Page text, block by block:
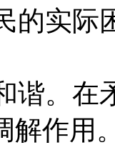
的实际
谐。在
解作用